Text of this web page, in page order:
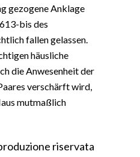
gezogene Anklage
bis des
fallen gelassen.
häusliche
die Anwesenheit der
verschärft wird,
mutmaßlich
riservata